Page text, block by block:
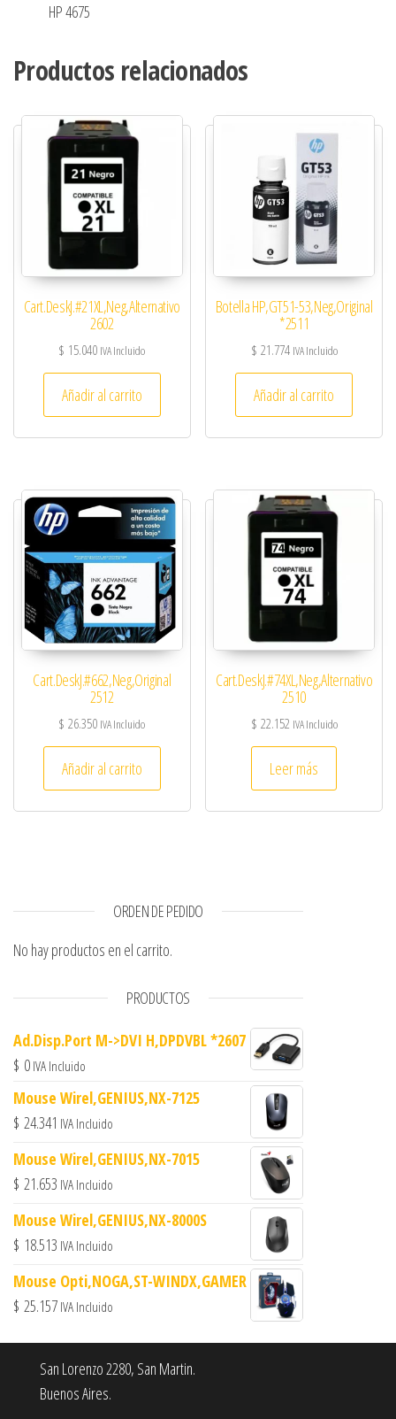
HP 4675
Productos relacionados
Cart.DeskJ.#21XL,Neg,Alternativo
2602
$ 15.040 IVA Incluido
Añadir al carrito
Botella HP,GT51-53,Neg,Original
*2511
$ 21.774 IVA Incluido
Añadir al carrito
Cart.DeskJ.#662,Neg,Original
2512
$ 26.350 IVA Incluido
Añadir al carrito
Cart.DeskJ.#74XL,Neg,Alternativo
2510
$ 22.152 IVA Incluido
Leer más
ORDEN DE PEDIDO
No hay productos en el carrito.
PRODUCTOS
Ad.Disp.Port M->DVI H,DPDVBL *2607
$ 0 IVA Incluido
Mouse Wirel,GENIUS,NX-7125
$ 24.341 IVA Incluido
Mouse Wirel,GENIUS,NX-7015
$ 21.653 IVA Incluido
Mouse Wirel,GENIUS,NX-8000S
$ 18.513 IVA Incluido
Mouse Opti,NOGA,ST-WINDX,GAMER
$ 25.157 IVA Incluido
San Lorenzo 2280, San Martin.
Buenos Aires.